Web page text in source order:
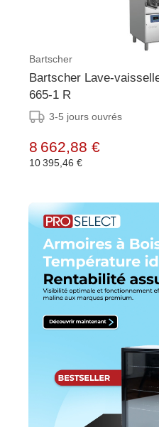
Bartscher
Bartscher Lave-
665-1 R
3-5 jours ouvrés
8 662,88 €
10 395,46 €